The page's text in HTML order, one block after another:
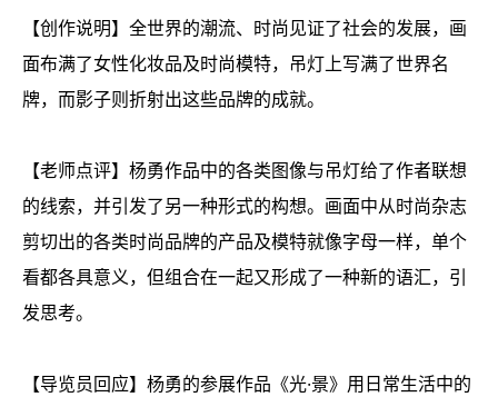
【创作说明】全世界的潮流、时尚见证了社会的发展，画
面布满了女性化妆品及时尚模特，吊灯上写满了世界名
牌，而影子则折射出这些品牌的成就。
【老师点评】杨勇作品中的各类图像与吊灯给了作者联想
的线索，并引发了另一种形式的构想。画面中从时尚杂志
剪切出的各类时尚品牌的产品及模特就像字母一样，单个
看都各具意义，但组合在一起又形成了一种新的语汇，引
发思考。
【导览员回应】杨勇的参展作品《光·景》用日常生活中的